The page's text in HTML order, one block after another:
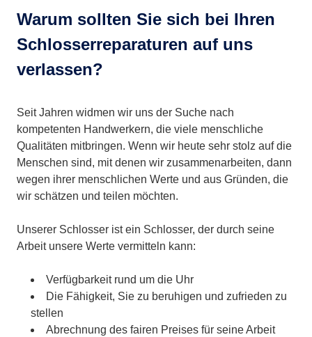
Warum sollten Sie sich bei Ihren
Schlosserreparaturen auf uns
verlassen?
Seit Jahren widmen wir uns der Suche nach
kompetenten Handwerkern, die viele menschliche
Qualitäten mitbringen. Wenn wir heute sehr stolz auf die
Menschen sind, mit denen wir zusammenarbeiten, dann
wegen ihrer menschlichen Werte und aus Gründen, die
wir schätzen und teilen möchten.
Unserer Schlosser ist ein Schlosser, der durch seine
Arbeit unsere Werte vermitteln kann:
Verfügbarkeit rund um die Uhr
Die Fähigkeit, Sie zu beruhigen und zufrieden zu
stellen
Abrechnung des fairen Preises für seine Arbeit